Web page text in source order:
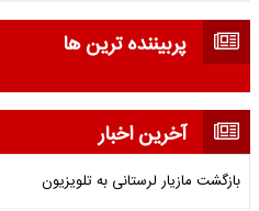
پربیننده ترین ها
آخرین اخبار
بازگشت مازیار لرستانی به تلویزیون